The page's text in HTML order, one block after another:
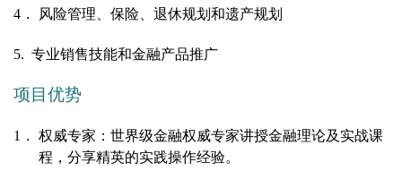
4 ． 风险管理、保险、退休规划和遗产规划
5. 专业销售技能和金融产品推广
项目优势
1 ． 权威专家：世界级金融权威专家讲授金融理论及实战课
程，分享精英的实践操作经验。